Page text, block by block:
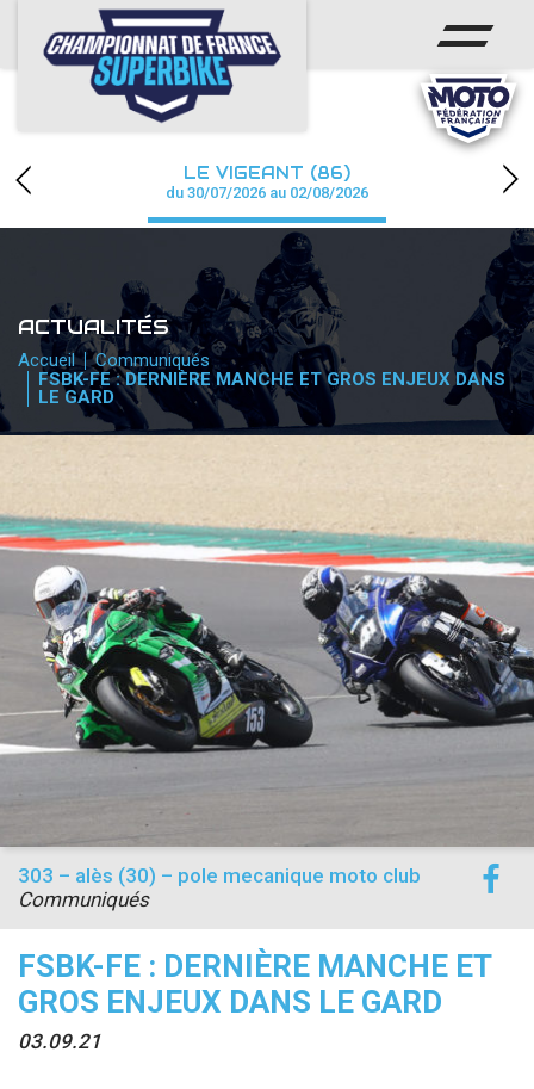
ACCUEIL
CHAMPIONNAT
CALENDRIER
PHOTOS / WEB TV
PARTENAIRES
PRESSE
PRESSE
accéder à la billetterie
LE VIGEANT (86)
du 30/07/2026 au 02/08/2026
ACTUALITÉS
Accueil
Communiqués
FSBK-FE : DERNIÈRE MANCHE ET GROS ENJEUX DANS
LE GARD
FSBK-FE : DERNIÈRE MANCHE ET
GROS ENJEUX DANS LE GARD
03.09.21
303 – alès (30) – pole mecanique moto club
Communiqués